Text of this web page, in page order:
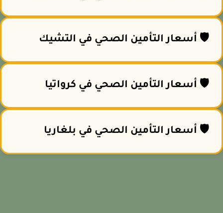
🛡️ أسعار التأمين الصحي في التشيك
🛡️ أسعار التأمين الصحي في كرواتيا
🛡️ أسعار التأمين الصحي في بلغاريا